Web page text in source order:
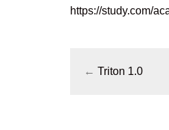
https://study.com/
← Triton 1.0